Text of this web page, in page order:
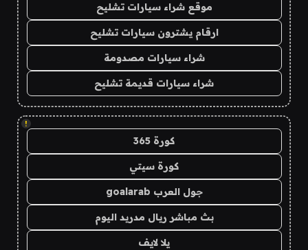
موقع شراء سيارات تشليح
ارقام يشترون سيارات تشليح
شراء سيارات مصدومة
شراء سيارات قديمة تشليح
!
كورة 365
كورة سيتي
جول العرب goalarab
بث مباشر ريال مدريد اليوم
يلا لايف